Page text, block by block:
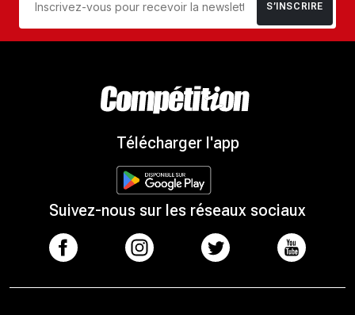
S’INSCRIRE
Télécharger l'app
Suivez-nous sur les réseaux sociaux